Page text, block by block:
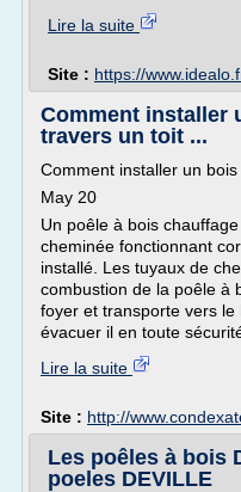
Lire la suite
Site : https://
Comment installer
travers un toit ...
Comment installer un
May 20
Un poêle à bois
cheminée fonctionnant
installé. Les tuyaux de
combustion de la poêle à
foyer et transporte vers
évacuer il en toute
Lire la suite
Site : http://
Les poêles à bois
poeles DEVILLE